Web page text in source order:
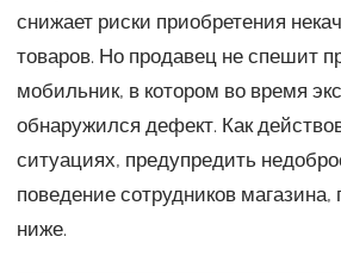
снижает риски приобретения
товаров. Но продавец не спешит
мобильник, в котором во время
обнаружился дефект. Как
ситуациях, предупредить
поведение сотрудников
ниже.